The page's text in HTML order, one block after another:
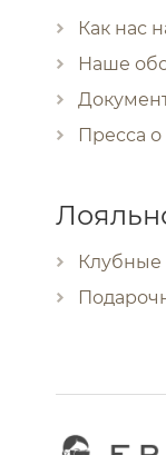
Как нас
Наше
Пресса о
Клубные